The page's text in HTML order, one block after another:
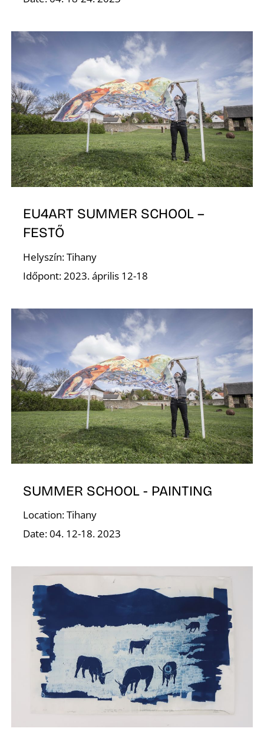
EU4ART SUMMER SCHOOL –
FESTŐ
Helyszín: Tihany
Időpont: 2023. április 12-18
SUMMER SCHOOL - PAINTING
Location: Tihany
Date: 04. 12-18. 2023